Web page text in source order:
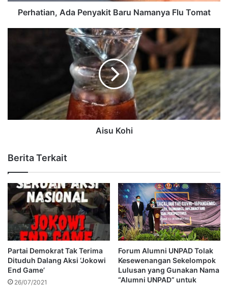
Perhatian, Ada Penyakit Baru Namanya Flu Tomat
Aisu Kohi
Berita Terkait
Partai Demokrat Tak Terima
Dituduh Dalang Aksi ‘Jokowi
End Game’
26/07/2021
Forum Alumni UNPAD Tolak
Kesewenangan Sekelompok
Lulusan yang Gunakan Nama
“Alumni UNPAD” untuk